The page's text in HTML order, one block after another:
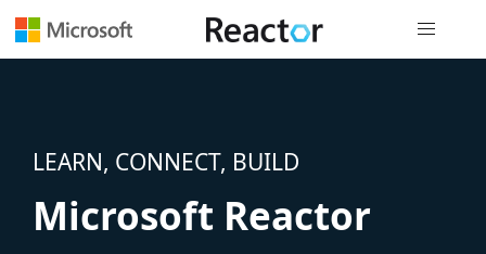
LEARN, CONNECT, BUILD
Microsoft Reactor